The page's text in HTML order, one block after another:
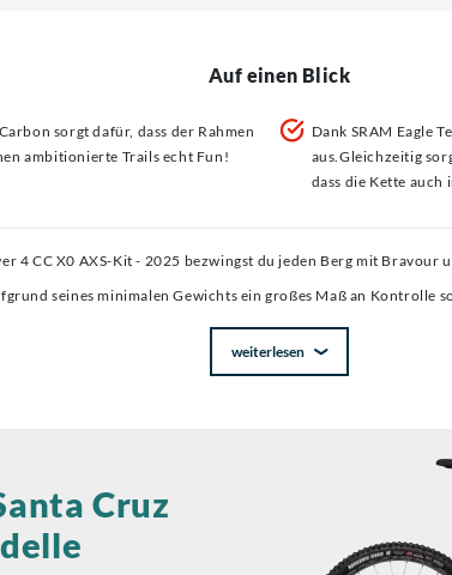
Auf einen Blick
sorgt dafür, dass der Rahmen
ambitionierte Trails echt Fun!
Dank SRAM Eagle
aus.Gleichzeitig
dass die Kette
4 CC X0 AXS-Kit - 2025 bezwingst du jeden Berg mit Bravour
seines minimalen Gewichts ein großes Maß an Kontrolle
weiterlesen
Cruz